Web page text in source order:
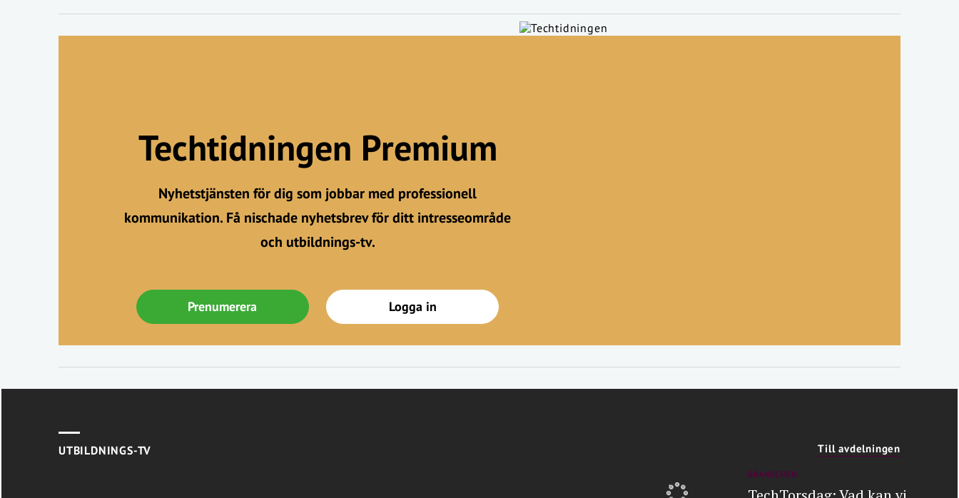
Techtidningen Premium
Nyhetstjänsten för dig som jobbar med professionell
kommunikation. Få nischade nyhetsbrev för ditt intresseområde
och utbildnings-tv.
Prenumerera Logga in
UTBILDNINGS-TV Till avdelningen
BRANSCHEN